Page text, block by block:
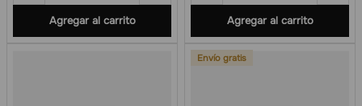
Agregar al carrito Agregar al carrito
Envío gratis